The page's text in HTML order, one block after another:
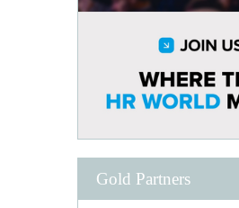
Gold Partners